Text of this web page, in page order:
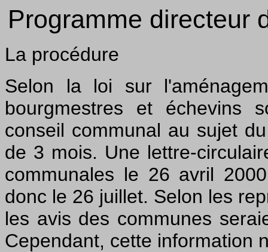
Programme directeur
La procédure
Selon la loi sur
bourgmestres et échevins
conseil communal au sujet
de 3 mois. Une lettre-
communales le 26 avril
donc le 26 juillet. Selon les
les avis des communes
Cependant, cette information